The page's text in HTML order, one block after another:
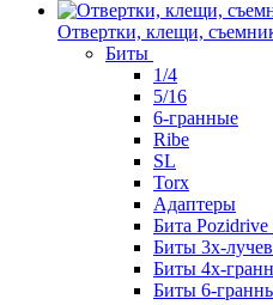
Отвертки, клещи,
Биты
1/4
5/16
6-гранные
Ribe
SL
Torx
Адаптеры
Бита Pozidrive
Биты 3х-
Биты 4х-
Биты 6-